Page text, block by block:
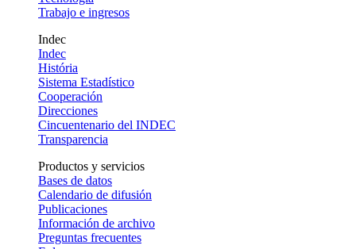
Trabajo e ingresos
Indec
Indec
História
Sistema Estadístico
Cooperación
Direcciones
Cincuentenario del INDEC
Transparencia
Productos y servicios
Bases de datos
Calendario de difusión
Publicaciones
Información de archivo
Preguntas frecuentes